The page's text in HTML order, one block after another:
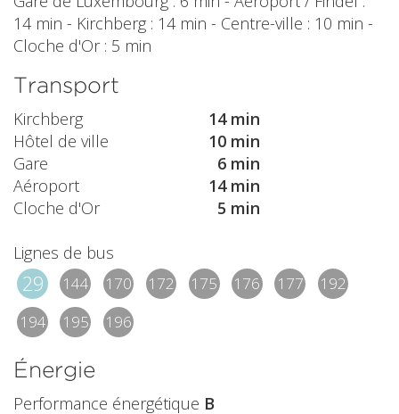
14 min - Kirchberg : 14 min - Centre-ville : 10 min -
Cloche d'Or : 5 min
Transport
Kirchberg
14 min
Hôtel de ville
10 min
Gare
6 min
Aéroport
14 min
Cloche d'Or
5 min
Lignes de bus
29 144 170 172 175 176 177
192
194
195 196
Énergie
Performance énergétique B